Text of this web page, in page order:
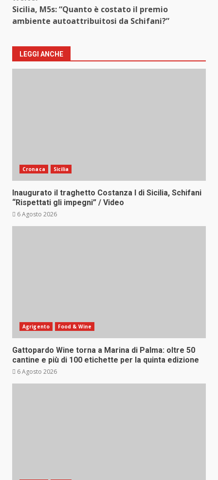
Sicilia, M5s: “Quanto è costato il premio
ambiente autoattribuitosi da Schifani?”
LEGGI ANCHE
Cronaca Sicilia
Inaugurato il traghetto Costanza I di Sicilia, Schifani
“Rispettati gli impegni” / Video
6 Agosto 2026
Agrigento Food & Wine
Gattopardo Wine torna a Marina di Palma: oltre 50
cantine e più di 100 etichette per la quinta edizione
6 Agosto 2026